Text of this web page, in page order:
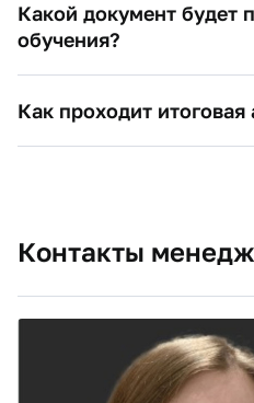
деканата).
Какой документ будет
обучения?
Как проходит итоговая
Контакты